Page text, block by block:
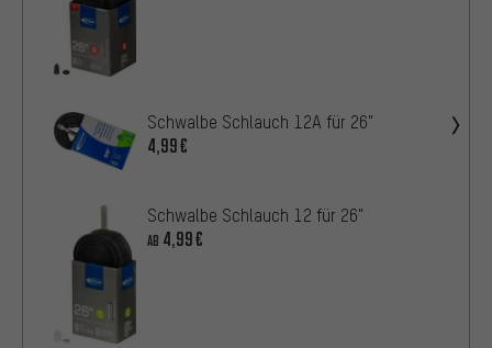
Schwalbe Schlauch 12A für 26"
4,99€
Schwalbe Schlauch 12 für 26"
AB 4,99€